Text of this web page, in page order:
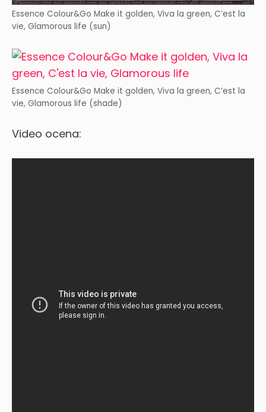
Essence Colour&Go Make it golden, Viva la green, C’est la
vie, Glamorous life (sun)
Essence Colour&Go Make it golden, Viva la green, C’est la
vie, Glamorous life (shade)
Video ocena: